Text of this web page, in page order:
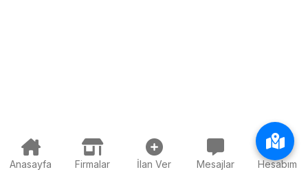
Anasayfa Firmalar İlan Ver Mesajlar Hesabım